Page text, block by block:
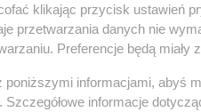
klikając przycisk ustawień
przetwarzania danych nie
Preferencje będą miały
poniższymi informacjami, abyś
Szczegółowe informacje